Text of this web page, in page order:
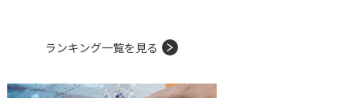
ランキング一覧を見る